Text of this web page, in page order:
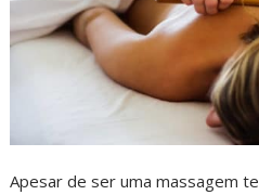
Apesar de ser uma massagem